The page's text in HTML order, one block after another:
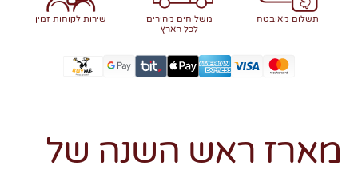
תשלום מאובטח
משלוחים מהירים
לכל הארץ
שירות לקוחות זמין
מארז ראש השנה של